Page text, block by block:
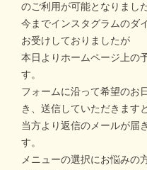
のご利用が可能となりました
今までインスタグラムのダ
お受けしておりましたが
本日よりホームページ上の
す。
フォームに沿って希望のお
き、送信していただきますと
当方より返信のメールが届
す。
メニューの選択にお悩みの